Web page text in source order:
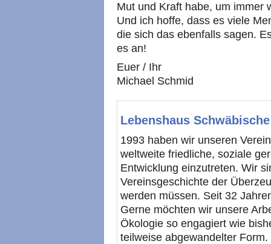
Mut und Kraft habe, um immer
Und ich hoffe, dass es viele
die sich das ebenfalls sagen.
es an!
Euer / Ihr
Michael Schmid
Lebenshaus
1993 haben wir unseren
weltweite friedliche, soziale
Entwicklung einzutreten. Wir
Vereinsgeschichte der
werden müssen. Seit 32
Gerne möchten wir unsere
Ökologie so engagiert wie
teilweise abgewandelter